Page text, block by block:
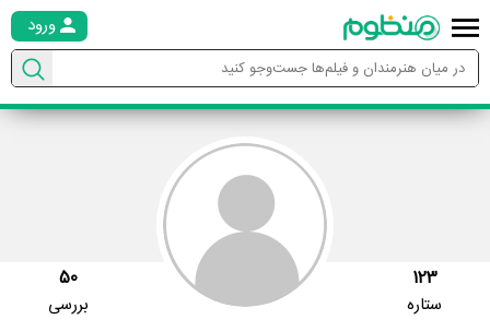
ورود
123
ستاره
50
بررسی